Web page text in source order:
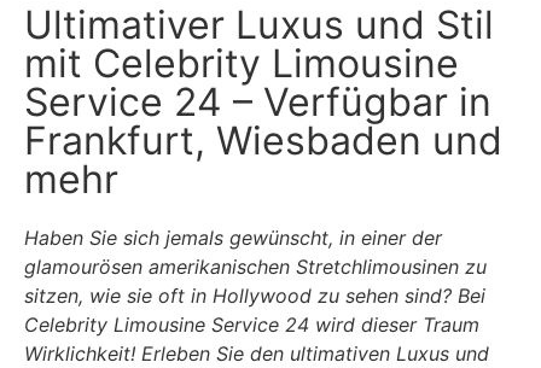
Ultimativer Luxus und Stil
mit Celebrity Limousine
Service 24 – Verfügbar in
Frankfurt, Wiesbaden und
mehr
Haben Sie sich jemals gewünscht, in einer der
glamourösen amerikanischen Stretchlimousinen zu
sitzen, wie sie oft in Hollywood zu sehen sind? Bei
Celebrity Limousine Service 24 wird dieser Traum
Wirklichkeit! Erleben Sie den ultimativen Luxus und